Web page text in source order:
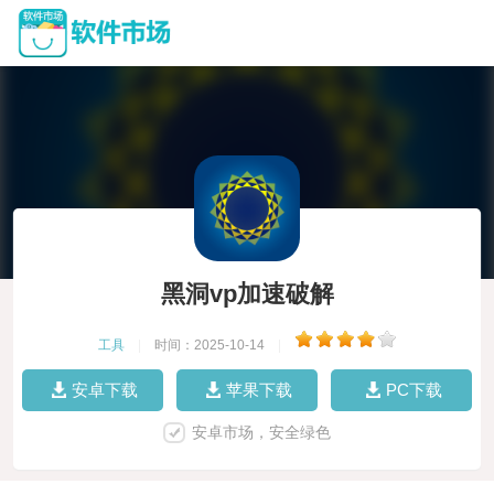
黑洞vp加速破解
工具 时间：2025-10-14
安卓下载 苹果下载 PC下载
安卓市场，安全绿色